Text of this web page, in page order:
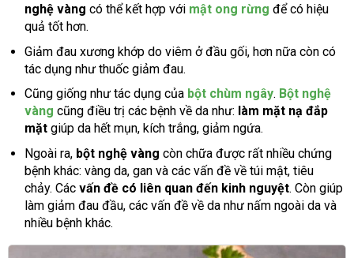
nghệ vàng có thể kết hợp vớimật ong rừng để có hiệu
quả tốt hơn.
Giảm đau xương khớp do viêm ở đầu gối, hơn nữa còn có
tác dụng như thuốc giảm đau.
Cũng giống như tác dụng của bột chùm ngây. Bột nghệ
vàng cũng điều trị các bệnh về da như: làm mặt nạ đắp
mặtgiúp da hết mụn, kích trắng, giảm ngứa.
Ngoài ra, bột nghệ vàng còn chữa được rất nhiều chứng
bệnh khác: vàng da, gan và các vấn đề về túi mật, tiêu
chảy. Cácvấn đề có liên quan đến kinh nguyệt. Còn giúp
làm giảm đau đầu, các vấn đề về da như nấm ngoài da và
nhiều bệnh khác.